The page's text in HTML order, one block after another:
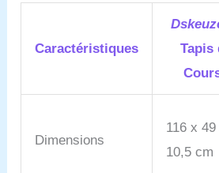
Caractéristiques
Tapis
Dimensions
116 x 49
10,5 cm